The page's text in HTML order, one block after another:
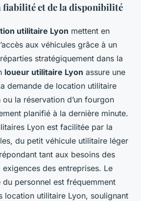
fiabilité et de la disponibilité
utilitaire Lyon mettent en
aux véhicules grâce à un
stratégiquement dans la
loueur utilitaire Lyon assure une
demande de location utilitaire
la réservation d’un fourgon
planifié à la dernière minute.
Lyon est facilitée par la
du petit véhicule utilitaire léger
tant aux besoins des
exigences des entreprises. Le
personnel est fréquemment
location utilitaire Lyon, soulignant